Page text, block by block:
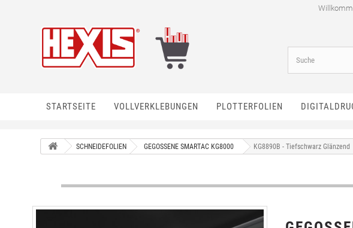
STARTSEITE VOLLVERKLEBUNGEN PLOTTERFOLIEN
SCHNEIDEFOLIEN GEGOSSENE SMARTAC KG8000 KG8890B - Tiefschwarz Glänzend